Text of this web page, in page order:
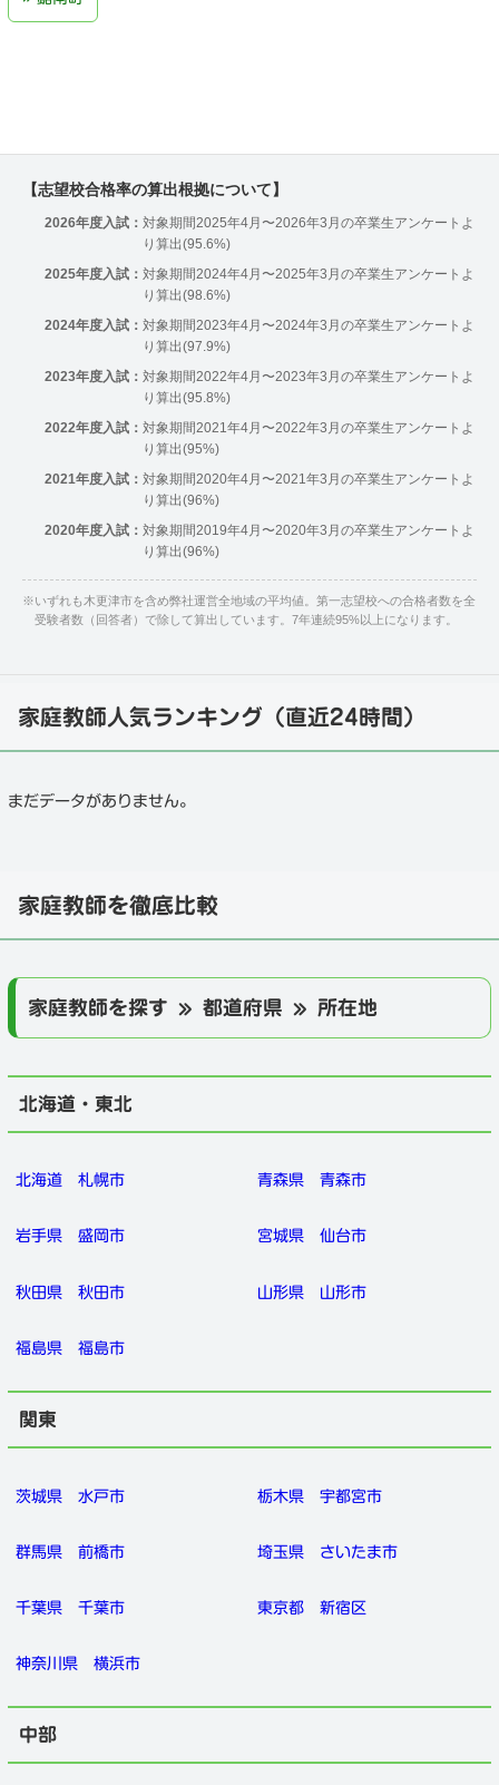
【志望校合格率の算出根拠について】
2026年度入試： 対象期間2025年4月〜2026年3月の卒業生アンケートよ
り算出(95.6%)
2025年度入試： 対象期間2024年4月〜2025年3月の卒業生アンケートよ
り算出(98.6%)
2024年度入試： 対象期間2023年4月〜2024年3月の卒業生アンケートよ
り算出(97.9%)
2023年度入試： 対象期間2022年4月〜2023年3月の卒業生アンケートよ
り算出(95.8%)
2022年度入試： 対象期間2021年4月〜2022年3月の卒業生アンケートよ
り算出(95%)
2021年度入試： 対象期間2020年4月〜2021年3月の卒業生アンケートよ
り算出(96%)
2020年度入試： 対象期間2019年4月〜2020年3月の卒業生アンケートよ
り算出(96%)
※いずれも木更津市を含め弊社運営全地域の平均値。第一志望校への合格者数を全
受験者数（回答者）で除して算出しています。7年連続95%以上になります。
家庭教師人気ランキング（直近24時間）
まだデータがありません。
家庭教師を徹底比較
家庭教師を探す » 都道府県 » 所在地
北海道・東北
北海道 札幌市 青森県 青森市
岩手県 盛岡市 宮城県 仙台市
秋田県 秋田市 山形県 山形市
福島県 福島市
関東
茨城県 水戸市 栃木県 宇都宮市
群馬県 前橋市 埼玉県 さいたま市
千葉県 千葉市 東京都 新宿区
神奈川県 横浜市
中部